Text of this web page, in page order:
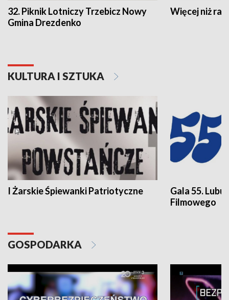
32. Piknik Lotniczy Trzebicz Nowy
Gmina Drezdenko
Więcej niż rajd
KULTURA I SZTUKA
I Żarskie Śpiewanki Patriotyczne
Gala 55.
Filmowego
GOSPODARKA